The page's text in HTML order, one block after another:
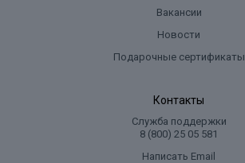
Вакансии
Новости
Подарочные сертификаты
Контакты
Служба поддержки
8 (800) 25 05 581
Написать Email